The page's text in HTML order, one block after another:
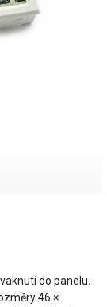
do panelu.
46 ×